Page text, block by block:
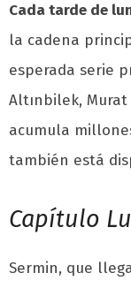
Cada tarde de
la cadena
esperada serie
Altınbilek, Murat
acumula
también está
Capítulo
Sermin, que